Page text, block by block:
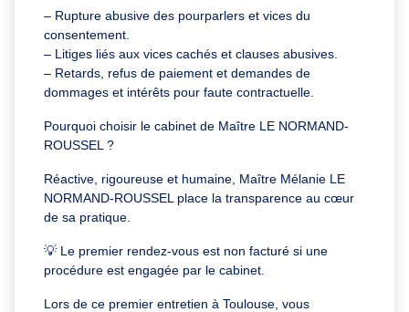
– Rupture abusive des pourparlers et vices du
consentement.
– Litiges liés aux vices cachés et clauses abusives.
– Retards, refus de paiement et demandes de
dommages et intérêts pour faute contractuelle.
Pourquoi choisir le cabinet de Maître LE NORMAND-
ROUSSEL ?
Réactive, rigoureuse et humaine, Maître Mélanie LE
NORMAND-ROUSSEL place la transparence au cœur
de sa pratique.
💡 Le premier rendez-vous est non facturé si une
procédure est engagée par le cabinet.
Lors de ce premier entretien à Toulouse, vous